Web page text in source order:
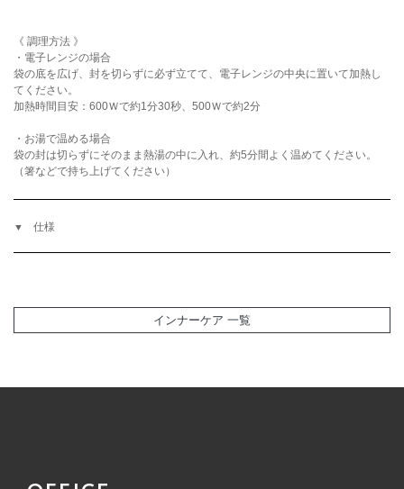
《 調理方法 》
・電子レンジの場合
袋の底を広げ、封を切らずに必ず立てて、電子レンジの中央に置いて加熱し
てください。
加熱時間目安：600Ｗで約1分30秒、500Ｗで約2分
・お湯で温める場合
袋の封は切らずにそのまま熱湯の中に入れ、約5分間よく温めてください。
（箸などで持ち上げてください）
仕様
インナーケア 一覧